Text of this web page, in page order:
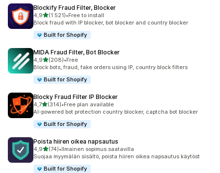
Blockify Fraud Filter, Blocker
4,9/ 5 tähteä
(1 521)
1521 arvostelua yhteensä
•Free to install
Block fraud with IP blocker, bot blocker and country blocker
Built for Shopify
MIDA Fraud Filter, Bot Blocker
4,9/ 5 tähteä
(208)
208 arvostelua yhteensä
•Free
Block bots, fraud, fake orders using IP, country block filters
Built for Shopify
Blocky Fraud Filter IP Blocker
4,7/ 5 tähteä
(314)
314 arvostelua yhteensä
•Free plan available
AI-powered bot protection country blocker, captcha bot blocker
Built for Shopify
Poista hiiren oikea napsautus
4,9/ 5 tähteä
(74)
74 arvostelua yhteensä
•Ilmainen sopimus saatavilla
Suojaa myymälän sisältö, poista hiiren oikea napsautus käytöst
Built for Shopify